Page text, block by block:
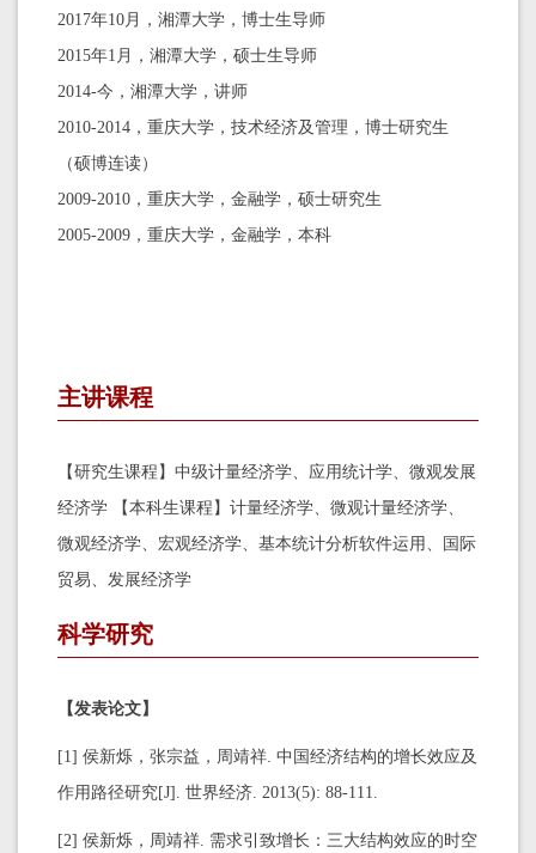
2017年10月，湘潭大学，博士生导师
2015年1月，湘潭大学，硕士生导师
2014-今，湘潭大学，讲师
2010-2014，重庆大学，技术经济及管理，博士研究生
（硕博连读）
2009-2010，重庆大学，金融学，硕士研究生
2005-2009，重庆大学，金融学，本科
主讲课程
【研究生课程】中级计量经济学、应用统计学、微观发展
经济学 【本科生课程】计量经济学、微观计量经济学、
微观经济学、宏观经济学、基本统计分析软件运用、国际
贸易、发展经济学
科学研究
【发表论文】
[1] 侯新烁，张宗益，周靖祥. 中国经济结构的增长效应及
作用路径研究[J]. 世界经济. 2013(5): 88-111.
[2] 侯新烁，周靖祥. 需求引致增长：三大结构效应的时空